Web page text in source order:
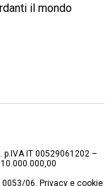
il mondo
IT 00529061202 –
06. Privacy e cookie